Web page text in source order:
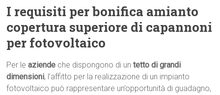
I requisiti per bonifica amianto
copertura superiore di capannoni
per fotovoltaico
Per leaziende che dispongono di untetto di grandi
dimensioni, l’affitto per la realizzazione di un impianto
fotovoltaico può rappresentare un’opportunità di guadagno,